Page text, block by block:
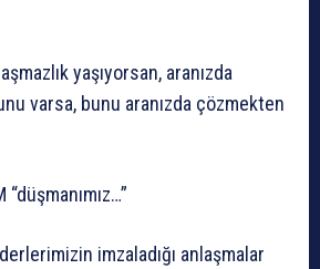
yaşıyorsan, aranızda
varsa, bunu aranızda çözmekten
imzaladığı anlaşmalar